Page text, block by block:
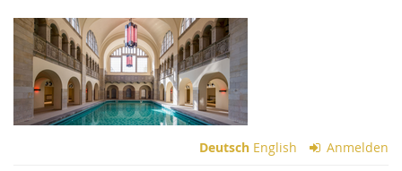
Zum
Haupt-
Inhalt
springen
Deutsch English Anmelden